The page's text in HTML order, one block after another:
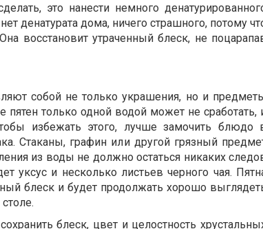
это нанести немного
денатурата дома, ничего страшного, потому
восстановит утраченный блеск, не
собой не только украшения, но и
только одной водой может не сработать,
избежать этого, лучше замочить блюдо
Стаканы, графин или другой грязный
из воды не должно остаться никаких
уксус и несколько листьев черного чая.
блеск и будет продолжать хорошо
блеск, цвет и целостность